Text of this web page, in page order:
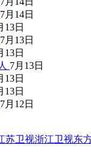
7月14日
13日
7月13日
13日
7月13日
13日
13日
7月12日
苏卫视浙江卫视东